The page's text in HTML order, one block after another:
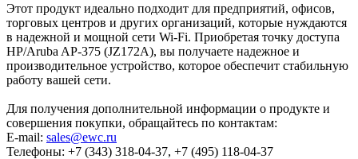
Этот продукт идеально подходит для предприятий, офисов,
торговых центров и других организаций, которые нуждаются
в надежной и мощной сети Wi-Fi. Приобретая точку доступа
HP/Aruba AP-375 (JZ172A), вы получаете надежное и
производительное устройство, которое обеспечит стабильную
работу вашей сети.
Для получения дополнительной информации о продукте и
совершения покупки, обращайтесь по контактам:
E-mail: sales@ewc.ru
Телефоны: +7 (343) 318-04-37, +7 (495) 118-04-37